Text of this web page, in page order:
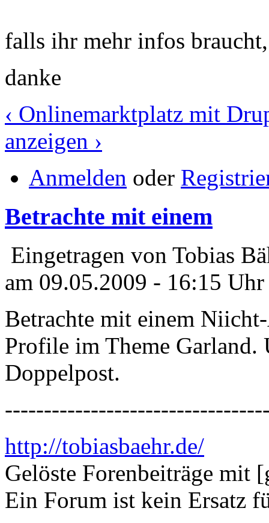
falls ihr mehr infos
danke
‹ Onlinemarktplatz mit
anzeigen ›
Anmelden oder
Betrachte mit einem
Eingetragen von Tobias
am 09.05.2009 - 16:15 Uhr
Betrachte mit einem
Profile im Theme Garland.
Doppelpost.
http://tobiasbaehr.de/
Gelöste Forenbeiträge mit
Ein Forum ist kein Ersatz